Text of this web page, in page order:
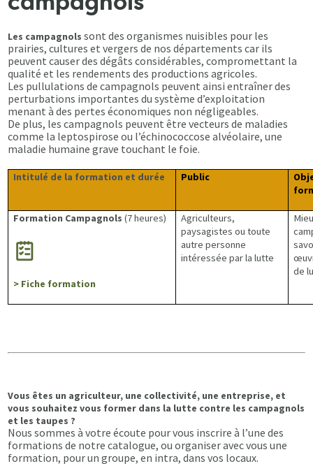
Les campagnols sont des organismes nuisibles pour les
prairies, cultures et vergers de nos départements car ils
peuvent causer des dégâts considérables, compromettant la
qualité et les rendements des productions agricoles.
Les pullulations de campagnols peuvent ainsi entraîner des
perturbations importantes du système d’exploitation
menant à des pertes économiques non négligeables.
De plus, les campagnols peuvent être vecteurs de maladies
comme la leptospirose ou l’échinococcose alvéolaire, une
maladie humaine grave touchant le foie.
Intitulé de la formation et durée Public
Formation Campagnols(7 heures)
> Fiche formation
Agriculteurs,
paysagistes ou toute
autre personne
intéressée par la lutte
de
Vous êtes un agriculteur, une collectivité, une entreprise, et
vous souhaitez vous former dans la lutte contre les campagnols
et les taupes ?
Nous sommes à votre écoute pour vous inscrire à l’une des
formations de notre catalogue, ou organiser avec vous une
formation, pour un groupe, en intra, dans vos locaux.